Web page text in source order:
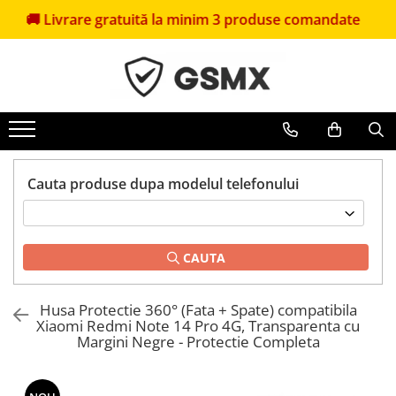
gratuită la minim 3 produse comandate 🎁
Folii Iphone
Folii Xiaomi
Folii Motorola
Folii Oppo
Folii OnePlus
Folii Blackview
Folii Honor
Folii sticla ZTE
Huse Iphone
Huse Xiaomi
Huse Motorola
Huse Oppo
Huse Nokia
Huse Realme
Huse Vivo
Pachete Promotionale
Pachete Husă + Folie
Pachete 2 Folii de Sticlă
Cauta produse dupa modelul telefonului
CAUTA
Husa Protectie 360° (Fata + Spate) compatibila
Xiaomi Redmi Note 14 Pro 4G, Transparenta cu
Margini Negre - Protectie Completa